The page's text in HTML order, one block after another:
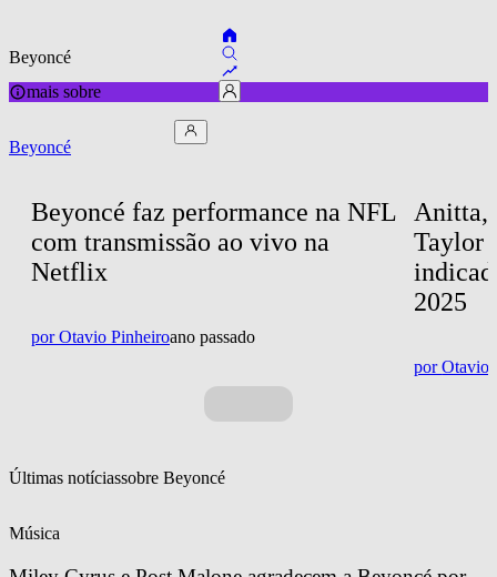
Beyoncé
mais sobre
Beyoncé
Beyoncé faz performance na NFL
com transmissão ao vivo na
Netflix
porOtavio Pinheiroano passado
Anitta,
Taylor
2025
porOtavio
Últimas notíciassobre Beyoncé
Música